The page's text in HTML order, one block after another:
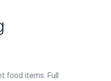
food items. Full